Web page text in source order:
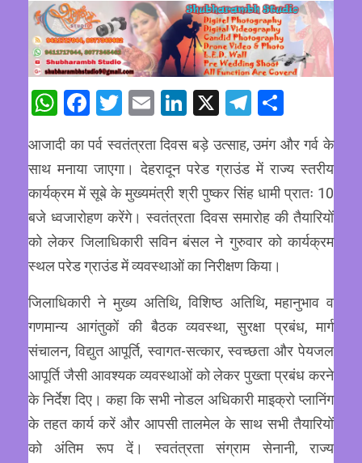
WhatsApp
Facebook
Twitter
EmailLinkedIn
X Telegram
आजादी का पर्व स्वतंत्रता दिवस बड़े उत्साह, उमंग और गर्व के
साथ मनाया जाएगा। देहरादून परेड ग्राउंड में राज्य स्तरीय
कार्यक्रम में सूबे के मुख्यमंत्री श्री पुष्कर सिंह धामी प्रातः 10
बजे ध्वजारोहण करेंगे। स्वतंत्रता दिवस समारोह की तैयारियों
को लेकर जिलाधिकारी सविन बंसल ने गुरुवार को कार्यक्रम
स्थल परेड ग्राउंड में व्यवस्थाओं का निरीक्षण किया।
जिलाधिकारी ने मुख्य अतिथि, विशिष्ठ अतिथि, महानुभाव व
गणमान्य आगंतुकों की बैठक व्यवस्था, सुरक्षा प्रबंध, मार्ग
संचालन, विद्युत आपूर्ति, स्वागत-सत्कार, स्वच्छता और पेयजल
आपूर्ति जैसी आवश्यक व्यवस्थाओं को लेकर पुख्ता प्रबंध करने
के निर्देश दिए। कहा कि सभी नोडल अधिकारी माइक्रो प्लानिंग
के तहत कार्य करें और आपसी तालमेल के साथ सभी तैयारियों
को अंतिम रूप दें। स्वतंत्रता संग्राम सेनानी, राज्य